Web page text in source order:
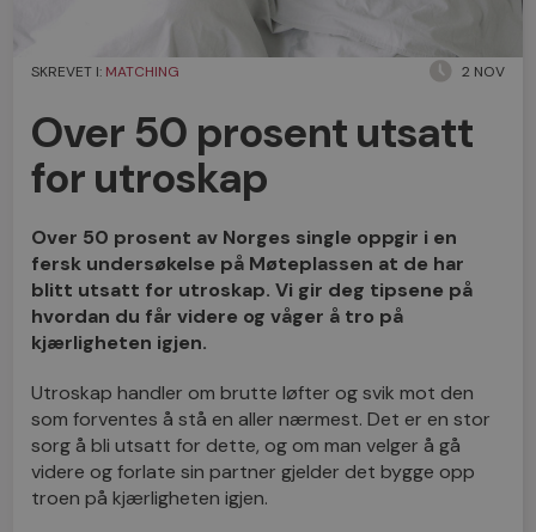
SKREVET I: MATCHING 2 NOV
Over 50 prosent utsatt
for utroskap
Over 50 prosent av Norges single oppgir i en
fersk undersøkelse på Møteplassen at de har
blitt utsatt for utroskap. Vi gir deg tipsene på
hvordan du får videre og våger å tro på
kjærligheten igjen.
Utroskap handler om brutte løfter og svik mot den
som forventes å stå en aller nærmest. Det er en stor
sorg å bli utsatt for dette, og om man velger å gå
videre og forlate sin partner gjelder det bygge opp
troen på kjærligheten igjen.